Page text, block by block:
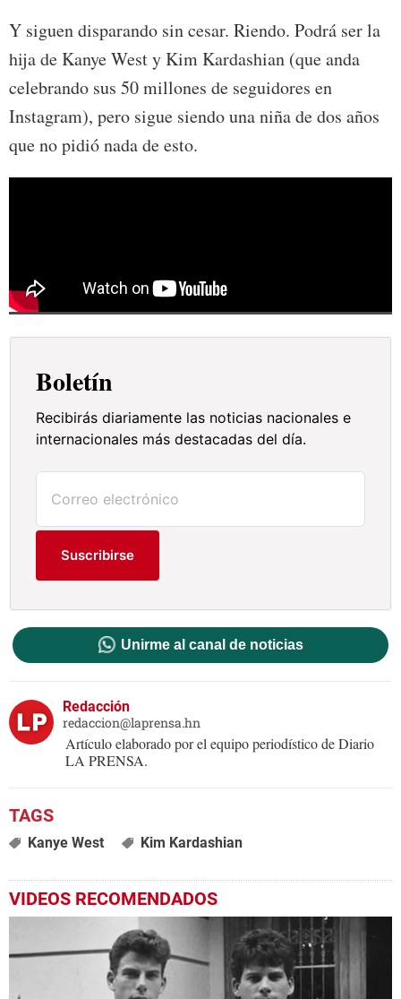
Y siguen disparando sin cesar. Riendo. Podrá ser la
hija de Kanye West y Kim Kardashian (que anda
celebrando sus 50 millones de seguidores en
Instagram), pero sigue siendo una niña de dos años
que no pidió nada de esto.
Boletín
Recibirás diariamente las noticias nacionales e
internacionales más destacadas del día.
Suscribirse
Unirme al canal de noticias
Redacción
redaccion@laprensa.hn
Artículo elaborado por el equipo periodístico de Diario
LA PRENSA.
Kanye West Kim Kardashian
VIDEOS RECOMENDADOS